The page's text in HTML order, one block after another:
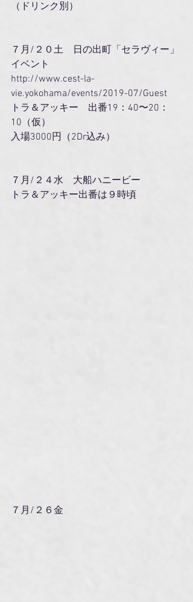
（ドリンク別）
７月/２０土　日の出町「セラヴィー」
イベント
http://www.cest-la-
vie.yokohama/events/2019-07/Guest
トラ＆アッキー　出番19：40〜20：
10（仮）
入場3000円（2Dr込み）
７月/２４水　大船ハニービー
トラ＆アッキー出番は９時頃
７月/２６金